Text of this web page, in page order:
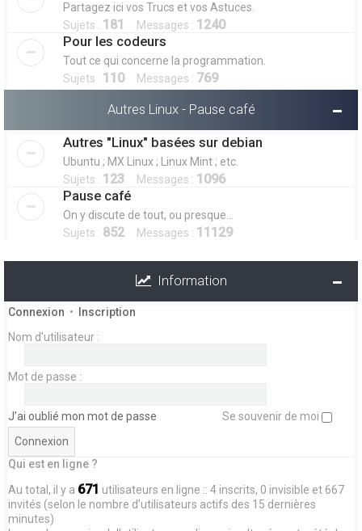
Partagez ici vos Trucs et vos Astuces.
Sujets : 181 Messages : 1240
Pour les codeurs
Tout ce qui concerne la programmation.
Sujets : 110Messages : 769
Autres Linux - Pause café
Autres "Linux" basées sur debian
Ubuntu ; MX Linux ; Linux Mint ; etc.
Sujets : 123 Messages : 1096
Pause café
On y discute de tout, ou presque...
Sujets : 852Messages : 11129
Information
Connexion •
Inscription
Nom d’utilisateur :
Mot de passe :
J’ai oublié mon mot de passe Se souvenir de moi
Qui est en ligne ?
Au total, il y a 671 utilisateurs en ligne :: 4 inscrits, 0 invisible et 667
invités (selon le nombre d’utilisateurs actifs des 15 dernières
minutes)